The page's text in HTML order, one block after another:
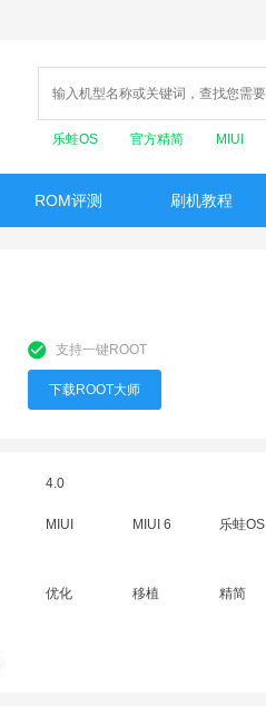
乐蛙OS 官方精简 MIUI
ROM评测 刷机教程
支持一键ROOT
下载ROOT大师
4.0
MIUI MIUI 6
乐蛙OS
优化 移植
精简